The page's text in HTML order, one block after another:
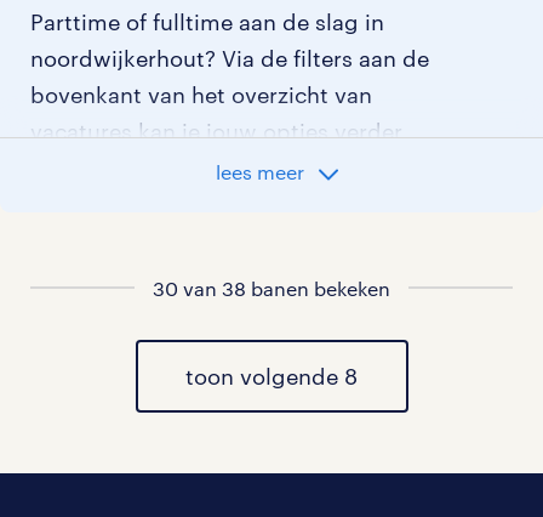
Parttime of fulltime aan de slag in
noordwijkerhout? Via de filters aan de
bovenkant van het overzicht van
vacatures kan je jouw opties verder
alle vacatures in noordwijkerhoutof
al onze transport vacatures.
lees meer
30 van 38 banen bekeken
toon volgende 8